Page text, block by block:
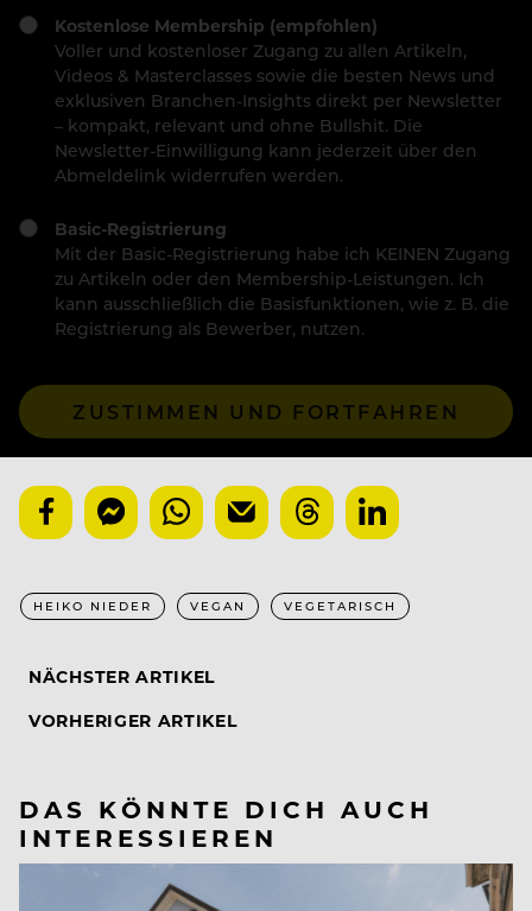
Kostenlose Membership (empfohlen)
Voller und kostenloser Zugang zu allen Artikeln,
Videos & Masterclasses sowie die besten News und
exklusiven Branchen-Insights direkt per Newsletter
– kompakt, relevant und ohne Bullshit. Die
Newsletter-Einwilligung kann jederzeit über den
Abmeldelink widerrufen werden.
Basic-Registrierung
Mit der Basic-Registrierung habe ich KEINEN Zugang
zu Artikeln oder den Membership-Leistungen. Ich
kann ausschließlich die Basisfunktionen, wie z. B. die
Registrierung als Bewerber, nutzen.
ZUSTIMMEN UND FORTFAHREN
HEIKO NIEDER VEGAN VEGETARISCH
NÄCHSTER ARTIKEL
VORHERIGER ARTIKEL
DAS KÖNNTE DICH AUCH
INTERESSIEREN